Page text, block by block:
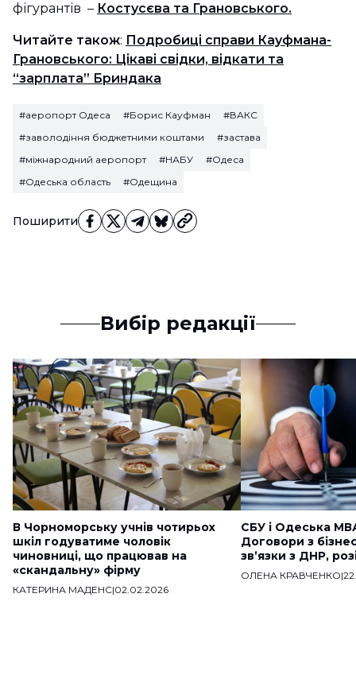
Поширити
фігурантів – Костусєва та Грановського.
Читайте також: Подробиці справи Кауфмана-
Грановського: Цікаві свідки, відкати та
“зарплата” Бриндака
#аеропорт Одеса #Борис Кауфман
#ВАКС
#заволодіння бюджетними коштами
#застава
#міжнародний аеропорт
#НАБУ
#Одеса
#Одеська область
#Одещина
Вибір редакції
В Чорноморську учнів чотирьох
шкіл годуватиме чоловік
чиновниці, що працював на
«скандальну» фірму
КАТЕРИНА МАДЕНС|02.02.2026
СБУ і Одеська
Договори з
звʼязки з ДНР,
ОЛЕНА КРАВЧЕНКО|